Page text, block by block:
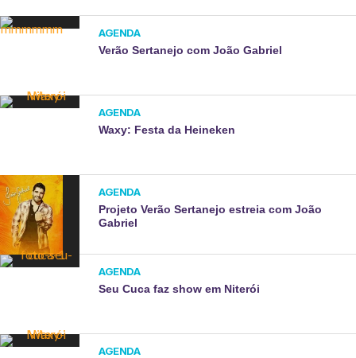
AGENDA
Verão Sertanejo com João Gabriel
AGENDA
Waxy: Festa da Heineken
AGENDA
Projeto Verão Sertanejo estreia com João
Gabriel
AGENDA
Seu Cuca faz show em Niterói
AGENDA